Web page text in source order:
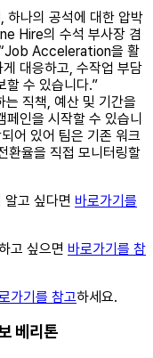
하나의 공석에 대한 압박
Hire의 수석 부사장 겸
Acceleration을 활
대응하고, 수작업 부담
할 수 있습니다.”
직책, 예산 및 기간을
페인을 시작할 수 있습니
어 있어 팀은 기존 워크
환율을 직접 모니터링할
알고 싶다면 바로가기를
고 싶으면 바로가기를 참
가기를 참고하세요.
베리톤